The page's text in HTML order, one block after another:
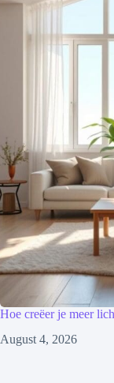
Hoe creëer je meer
August 4, 2026